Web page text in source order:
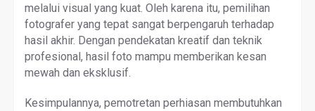
melalui visual yang kuat. Oleh karena itu, pemilihan
fotografer yang tepat sangat berpengaruh terhadap
hasil akhir. Dengan pendekatan kreatif dan teknik
profesional, hasil foto mampu memberikan kesan
mewah dan eksklusif.
Kesimpulannya, pemotretan perhiasan membutuhkan